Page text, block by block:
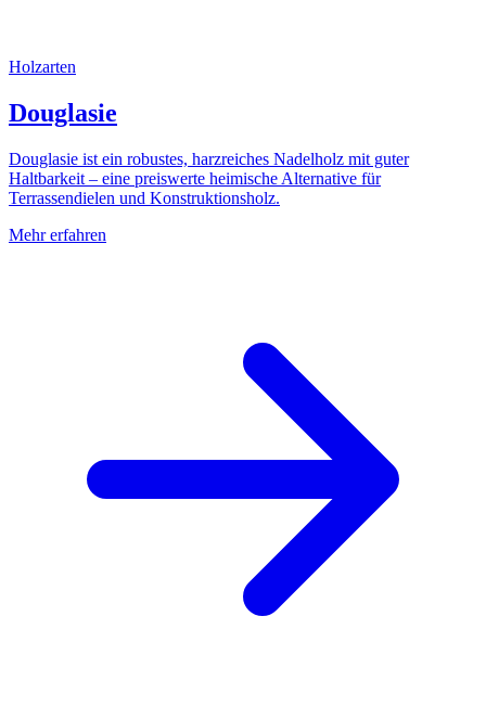
Holzarten
Douglasie
Douglasie ist ein robustes, harzreiches Nadelholz mit guter
Haltbarkeit – eine preiswerte heimische Alternative für
Terrassendielen und Konstruktionsholz.
Mehr erfahren